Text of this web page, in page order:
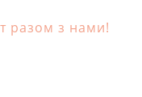
разом з нами!